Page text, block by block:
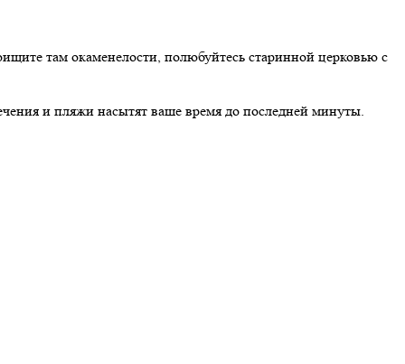
там окаменелости, полюбуйтесь старинной церковью с
и пляжи насытят ваше время до последней минуты.